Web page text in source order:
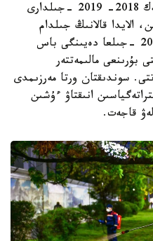
ەكولوگيا باسقارماسى جاسىل جەلەك 2018- 2019 -جىلدارى
الايدا قالانىڭ جىلدام
دامۋىنا جانە الماتى قالاسىنىڭ 2024 -جىلعا دەيىنگى باس
بۇرىنعى مالىمەتتەر
سوندىقتان ورتا مەرزىمدى
انىقتاۋ ءۇشىن
قاجەت.